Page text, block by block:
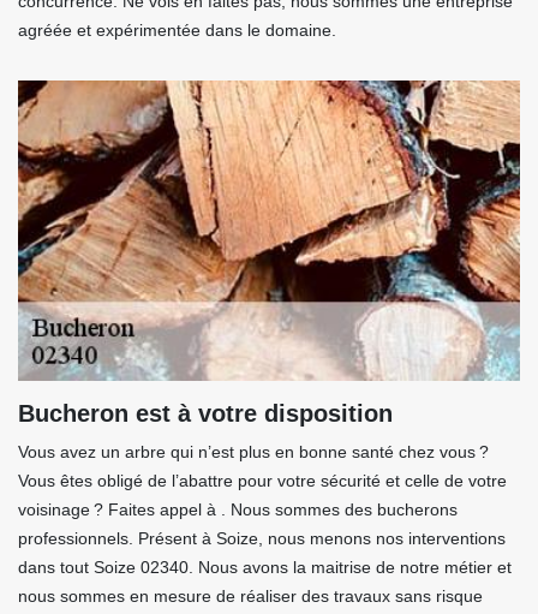
agréée et expérimentée dans le domaine.
Bucheron est à votre disposition
Vous avez un arbre qui n’est plus en bonne santé chez vous ?
Vous êtes obligé de l’abattre pour votre sécurité et celle de votre
voisinage ? Faites appel à . Nous sommes des bucherons
professionnels. Présent à Soize, nous menons nos interventions
dans tout Soize 02340. Nous avons la maitrise de notre métier et
nous sommes en mesure de réaliser des travaux sans risque